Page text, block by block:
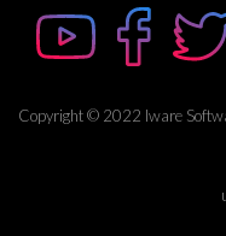
Copyright © 2022 Iware